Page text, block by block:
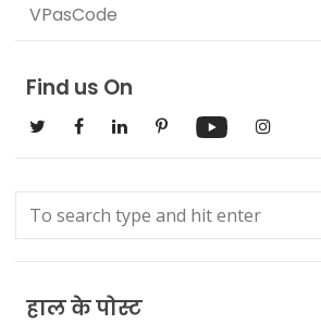
VPasCode
Find us On
हाल के पोस्ट